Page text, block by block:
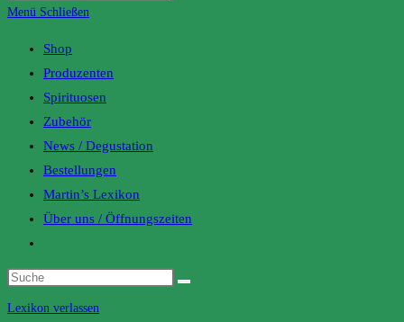
search
Menü Schließen
Shop
Produzenten
Spirituosen
Zubehör
News / Degustation
Bestellungen
Martin’s Lexikon
Über uns / Öffnungszeiten
website
search
Lexikon verlassen